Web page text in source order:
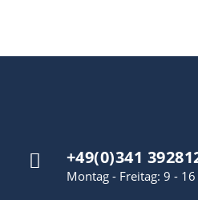
+49(0)341
Montag - Freitag: 9 -